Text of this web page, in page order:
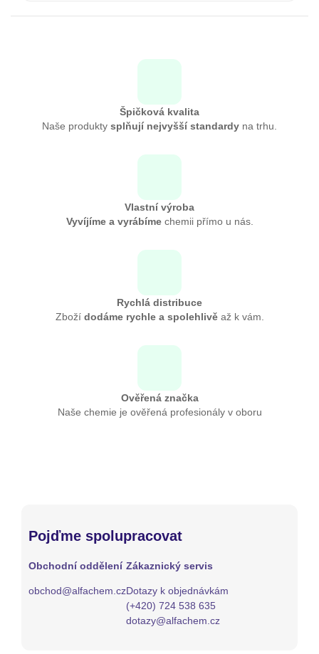
Špičková kvalita
Naše produkty splňují nejvyšší standardy na trhu.
Vlastní výroba
Vyvíjíme a vyrábímechemii přímo u nás.
Rychlá distribuce
Zboží dodáme rychle a spolehlivěaž k vám.
Ověřená značka
Naše chemie je ověřená profesionály v oboru
Pojďme spolupracovat
Obchodní oddělení
obchod@alfachem.cz
Zákaznický servis
Dotazy k objednávkám
(+420) 724 538 635
dotazy@alfachem.cz